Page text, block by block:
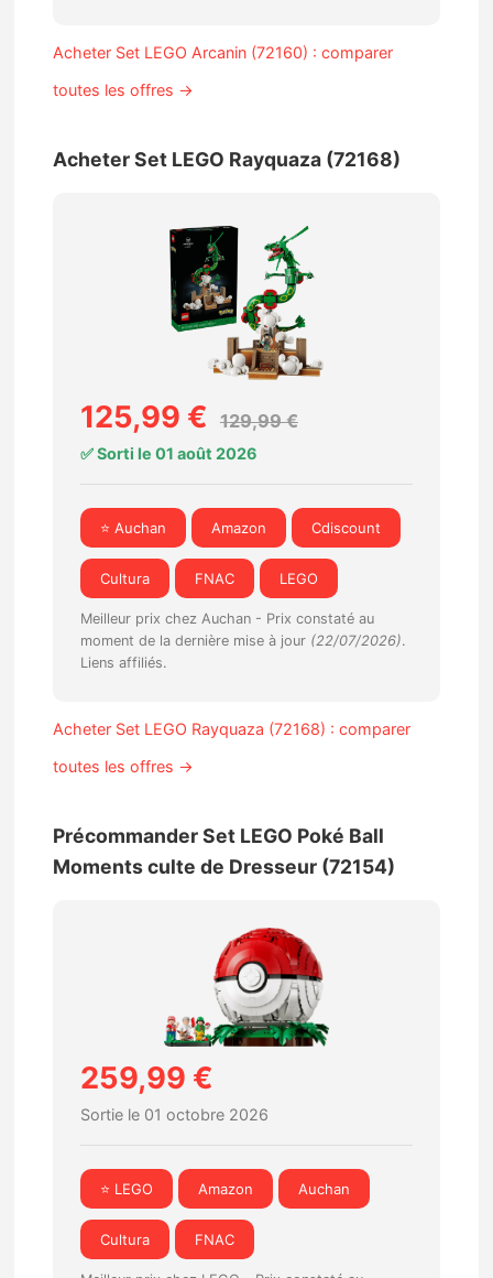
Acheter Set LEGO Arcanin (72160) : comparer
toutes les offres →
Acheter Set LEGO Rayquaza (72168)
125,99 € 129,99 €
✅ Sorti le 01 août 2026
⭐ Auchan Amazon Cdiscount
Cultura FNAC LEGO
Meilleur prix chez Auchan - Prix constaté au
moment de la dernière mise à jour (22/07/2026).
Liens affiliés.
Acheter Set LEGO Rayquaza (72168) : comparer
toutes les offres →
Précommander Set LEGO Poké Ball
Moments culte de Dresseur (72154)
259,99 €
Sortie le 01 octobre 2026
⭐ LEGO Amazon Auchan
Cultura FNAC